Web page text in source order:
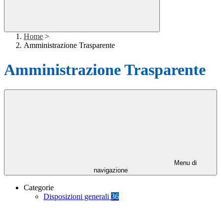
Home >
Amministrazione Trasparente
Amministrazione Trasparente
Menu di
navigazione
Categorie
Disposizioni generali 36